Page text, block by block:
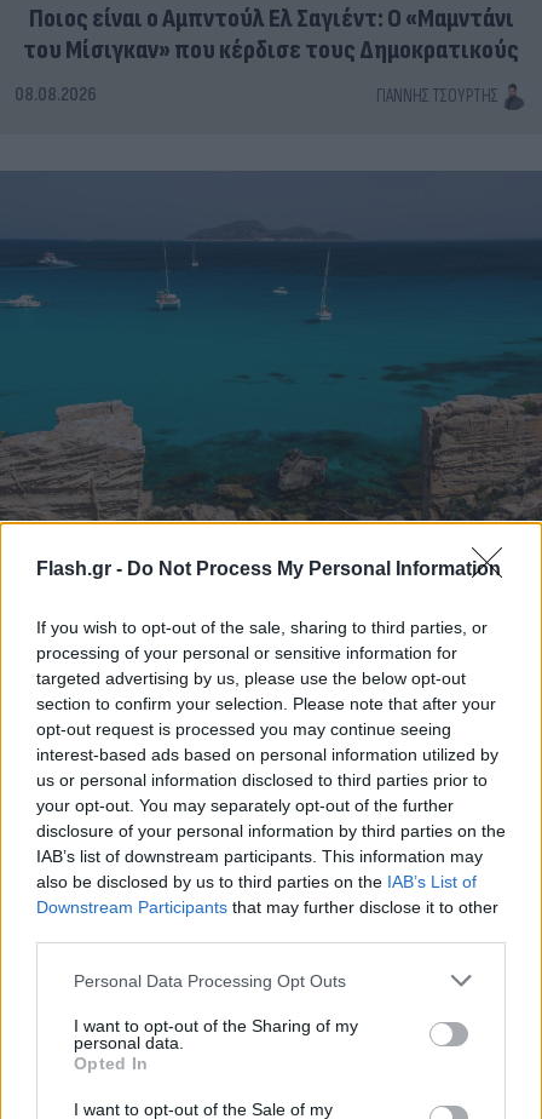
Flash.gr - Do Not Process My Personal Information
If you wish to opt-out of the sale, sharing to third parties, or
processing of your personal or sensitive information for
targeted advertising by us, please use the below opt-out
section to confirm your selection. Please note that after your
opt-out request is processed you may continue seeing
interest-based ads based on personal information utilized by
us or personal information disclosed to third parties prior to
your opt-out. You may separately opt-out of the further
disclosure of your personal information by third parties on the
IAB’s list of downstream participants. This information may
also be disclosed by us to third parties on the IAB’s List of
Downstream Participants that may further disclose it to other
Please note that this website/app uses one or more Google
not limited to your visit or usage behaviour. You may click to
grant or deny consent to Google and its third-party tags to
use your data for below specified purposes in below Google
consent section.
Personal Data Processing Opt Outs
I want to opt-out of the Sharing of my
personal data.
Opted In
I want to opt-out of the Sale of my
Ποιος είναι ο Αμπντούλ Ελ Σαγιέντ: Ο «Μαμντάνι
του Μίσιγκαν» που κέρδισε τους Δημοκρατικούς
08.08.2026 ΓΙΆΝΝΗΣ ΤΣΟΎΡΤΗΣ
To αναπάντεχο δώρο της «Οδύσσειας» σε ένα
άγνωστο νησί της Σικελίας
08.08.2026 ΒΑΣΙΛΙΚΉ ΚΟΥΚΊΟΥ